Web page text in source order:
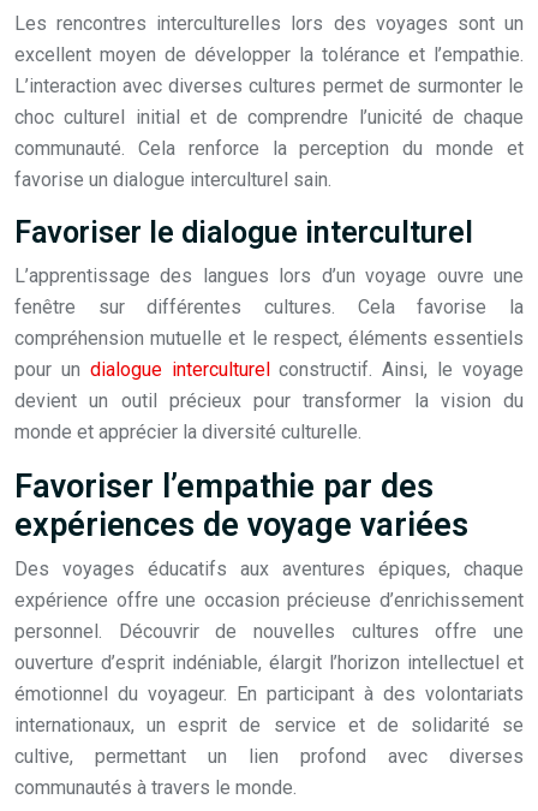
Les rencontres interculturelles lors des voyages sont un
excellent moyen de développer la tolérance et l’empathie.
L’interaction avec diverses cultures permet de surmonter le
choc culturel initial et de comprendre l’unicité de chaque
communauté. Cela renforce la perception du monde et
favorise un dialogue interculturel sain.
Favoriser le dialogue interculturel
L’apprentissage des langues lors d’un voyage ouvre une
fenêtre sur différentes cultures. Cela favorise la
compréhension mutuelle et le respect, éléments essentiels
pour un dialogue interculturel constructif. Ainsi, le voyage
devient un outil précieux pour transformer la vision du
monde et apprécier la diversité culturelle.
Favoriser l’empathie par des
expériences de voyage variées
Des voyages éducatifs aux aventures épiques, chaque
expérience offre une occasion précieuse d’enrichissement
personnel. Découvrir de nouvelles cultures offre une
ouverture d’esprit indéniable, élargit l’horizon intellectuel et
émotionnel du voyageur. En participant à des volontariats
internationaux, un esprit de service et de solidarité se
cultive, permettant un lien profond avec diverses
communautés à travers le monde.